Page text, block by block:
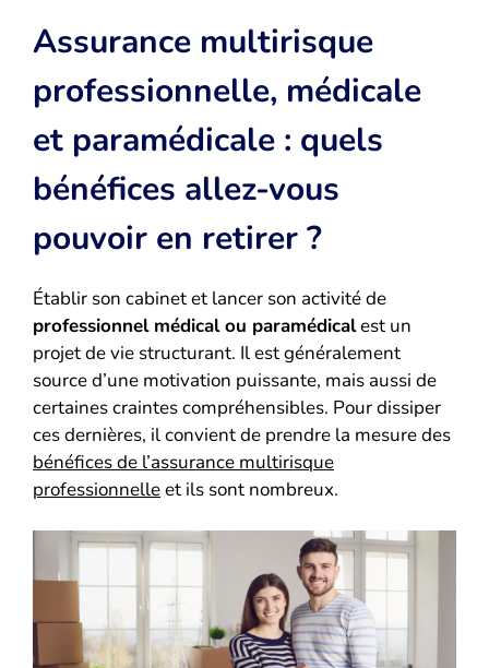
Assurance multirisque
professionnelle, médicale
et paramédicale : quels
bénéfices allez-vous
pouvoir en retirer ?
Établir son cabinet et lancer son activité de
professionnel médical ou paramédicalest un
projet de vie structurant. Il est généralement
source d’une motivation puissante, mais aussi de
certaines craintes compréhensibles. Pour dissiper
ces dernières, il convient de prendre la mesure des
bénéfices de l’assurance multirisque
professionnelleet ils sont nombreux.